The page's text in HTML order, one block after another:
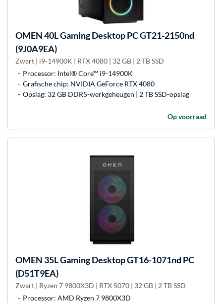
OMEN40L Gaming Desktop PC GT21-2150nd
(9J0A9EA)
Zwart | i9-14900K | RTX 4080 | 32 GB | 2 TB SSD
Processor: Intel® Core™ i9-14900K
Grafische chip: NVIDIA GeForce RTX 4080
Opslag: 32 GB DDR5-werkgeheugen | 2 TB SSD-opslag
Op voorraad
OMEN 35L Gaming Desktop GT16-1071nd PC
(D51T9EA)
Zwart | Ryzen 7 9800X3D | RTX 5070 | 32 GB | 2 TB SSD
Processor: AMD Ryzen 7 9800X3D